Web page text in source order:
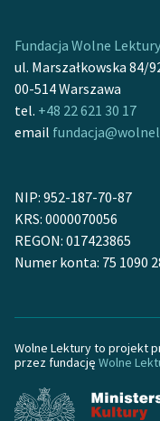
Kolekcje edukacyjne
twórców
do domeny publicznej,
lektur szkolnych oraz
Szkoła Poezji Wolnych
Lektur
Kontakt
O projekcie
Zespół
Fundacja Wolne Lektury
ul. Marszałkowska 84/
00-514 Warszawa
tel. +48 22 621 30 17
email
NIP: 952-187-70-87
KRS: 0000070056
REGON: 017423865
Numer konta: 75 1090
Wolne Lektury to projekt
przez fundację Wolne